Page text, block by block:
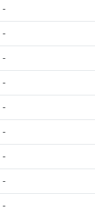
-
-
-
-
-
-
-
-
-